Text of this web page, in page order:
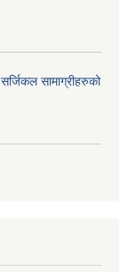
सामाग्रीहरुको